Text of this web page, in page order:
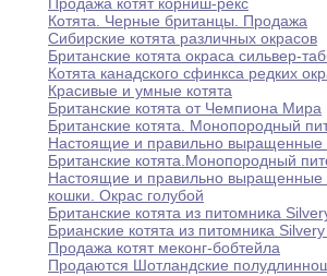
Продажа котят корниш-рекс
Котята. Черные британцы. Продажа
Сибирские котята различных окрасов
Британские котята окраса сильвер-
Котята канадского сфинкса редких
Красивые и умные котята
Британские котята от Чемпиона Мира
Британские котята. Монопородный
Настоящие и правильно выращенные
Британские котята.Монопородный
Настоящие и правильно выращенные
кошки. Окрас голубой
Британские котята из питомника
Брианские котята из питомника
Продажа котят меконг-бобтейла
Продаются Шотландские